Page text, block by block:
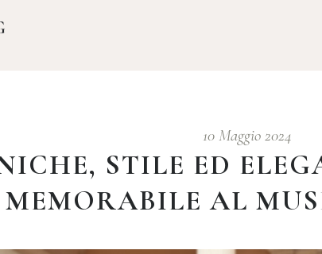
10 Maggio 2024
STILE ED
MEMORABILE AL